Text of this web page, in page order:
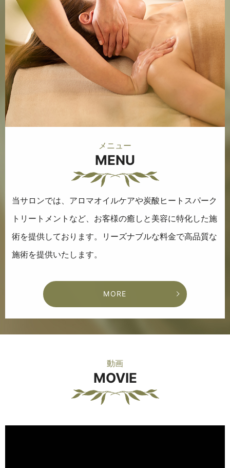
メニュー
MENU
当サロンでは、アロマオイルケアや炭酸ヒートスパーク
トリートメントなど、 お客様の癒しと美容に特化した施
術を提供しております。
リーズナブルな料金で高品質な
施術を提供いたします。
MORE
動画
MOVIE